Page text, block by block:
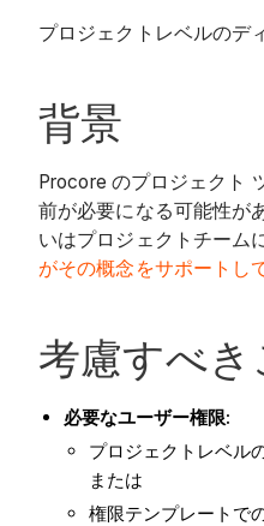
プロジェクトレベルのデ
背景
Procore のプロジェクト
前が必要になる可能性が
いはプロジェクトチーム
がその概念をサポートし
考慮すべき
必要なユーザー権限:
プロジェクトレベル
または
権限テンプレートで